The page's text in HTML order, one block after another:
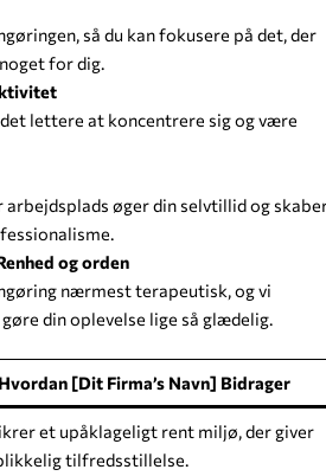
så du kan fokusere på det, der
for dig.
lettere at koncentrere sig og være
arbejdsplads øger din selvtillid og
og orden
nærmest terapeutisk, og vi
din oplevelse lige så glædelig.
Hvordan [Dit Firma’s Navn] Bidrager
et upåklageligt rent miljø, der giver
tilfredsstillelse.